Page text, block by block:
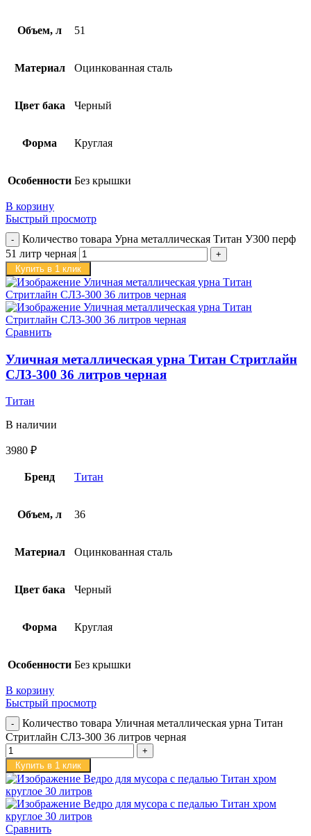
Объем, л 51
Материал Оцинкованная сталь
Цвет бака Черный
Форма Круглая
Особенности Без крышки
В корзину
Быстрый просмотр
Количество товара Урна металлическая Титан У300 перф
51 литр черная
Купить в 1 клик
Сравнить
Уличная металлическая урна Титан Стритлайн
СЛ3-300 36 литров черная
Титан
В наличии
3980 ₽
Бренд Титан
Объем, л 36
Материал Оцинкованная сталь
Цвет бака Черный
Форма Круглая
Особенности Без крышки
В корзину
Быстрый просмотр
Количество товара Уличная металлическая урна Титан
Стритлайн СЛ3-300 36 литров черная
Купить в 1 клик
Сравнить